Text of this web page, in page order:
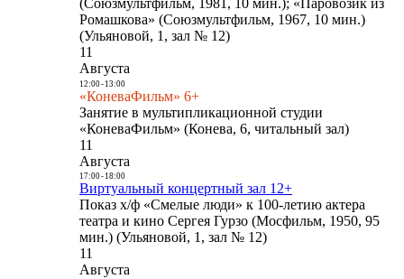
(Союзмультфильм, 1981, 10 мин.); «Паровозик из
Ромашкова» (Союзмультфильм, 1967, 10 мин.)
(Ульяновой, 1, зал № 12)
11
Августа
12:00- 13:00
«КоневаФильм» 6+
Занятие в мультипликационной студии
«КоневаФильм» (Конева, 6, читальный зал)
11
Августа
17:00- 18:00
Виртуальный концертный зал 12+
Показ х/ф «Смелые люди» к 100-летию актера
театра и кино Сергея Гурзо (Мосфильм, 1950, 95
мин.) (Ульяновой, 1, зал № 12)
11
Августа